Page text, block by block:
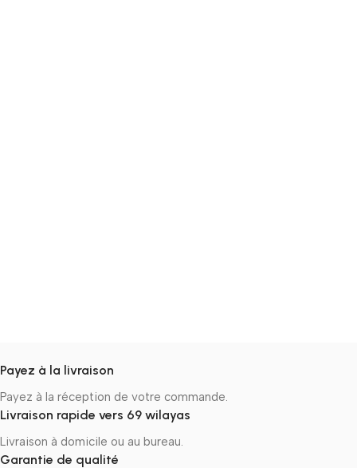
Payez à la livraison
Payez à la réception de votre commande.
Livraison rapide vers 69 wilayas
Livraison à domicile ou au bureau.
Garantie de qualité